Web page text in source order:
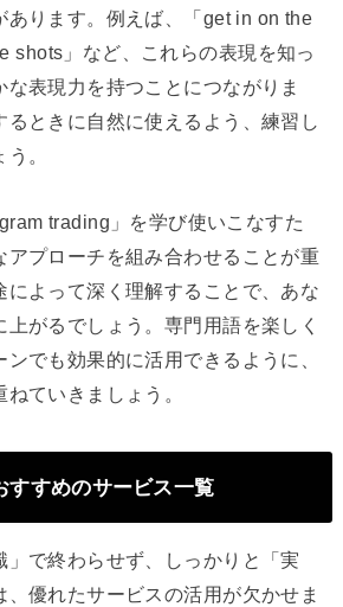
あります。例えば、「get in on the
shots」など、これらの表現を知っ
な表現力を持つことにつながりま
るときに自然に使えるよう、練習し
。
trading」を学び使いこなすた
アプローチを組み合わせることが重
によって深く理解することで、あな
がるでしょう。専門用語を楽しく
でも効果的に活用できるように、
ていきましょう。
すすめのサービス一覧
」で終わらせず、しっかりと「実
、優れたサービスの活用が欠かせま